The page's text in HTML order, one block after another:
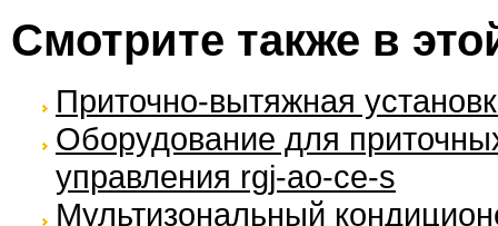
Смотрите также в
Приточно-вытяжная
Оборудование для
управления rgj-ao-ce-s
Мультизональный